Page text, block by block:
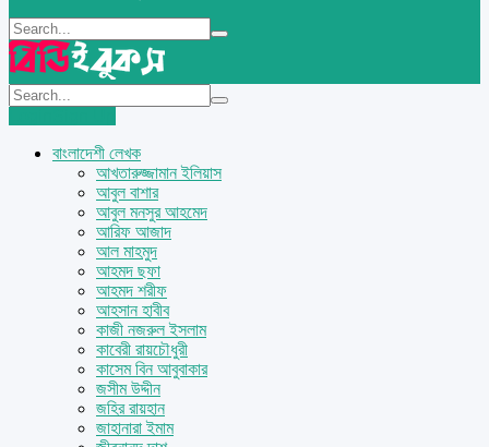
বাংলাদেশী লেখক
আখতারুজ্জামান ইলিয়াস
আবুল বাশার
আবুল মনসুর আহমেদ
আরিফ আজাদ
আল মাহমুদ
আহমদ ছফা
আহমদ শরীফ
আহসান হাবীব
কাজী নজরুল ইসলাম
কাবেরী রায়চৌধুরী
কাসেম বিন আবুবাকার
জসীম উদ্দীন
জহির রায়হান
জাহানারা ইমাম